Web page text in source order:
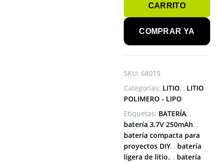
3.7
V
250MAH
CARRITO
COMPRAR YA
SKU: 68015
Categorías: LITIO , LITIO
POLIMERO - LIPO
Etiquetas: BATERÍA ,
batería 3.7V 250mAh ,
batería compacta para
proyectos DIY , batería
ligera de litio. , batería